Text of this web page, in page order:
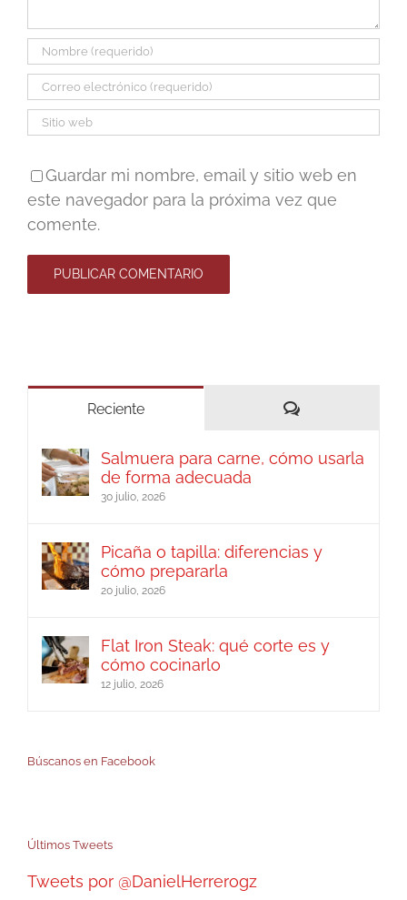
Guardar mi nombre, email y sitio web en
este navegador para la próxima vez que
comente.
Reciente Comentarios
Salmuera para carne, cómo usarla
de forma adecuada
30 julio, 2026
Picaña o tapilla: diferencias y
cómo prepararla
20 julio, 2026
Flat Iron Steak: qué corte es y
cómo cocinarlo
12 julio, 2026
Búscanos en Facebook
Últimos Tweets
Tweets por @DanielHerrerogz